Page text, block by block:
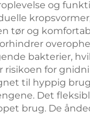
og
tør og
bakterier,
for
til hyppig
Det
brug. De